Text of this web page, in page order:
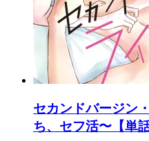
セカンドバージン
ち、セフ活〜【単